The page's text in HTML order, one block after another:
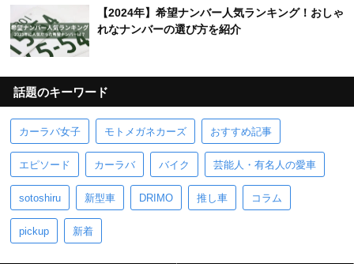
【2024年】希望ナンバー人気ランキング！おしゃ
れなナンバーの選び方を紹介
話題のキーワード
カーラバ女子 モトメガネカーズ おすすめ記事
エピソード カーラバ バイク 芸能人・有名人の愛車
sotoshiru 新型車 DRIMO 推し車 コラム
pickup 新着